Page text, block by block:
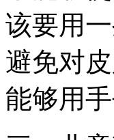
该要用
避免对
能够用